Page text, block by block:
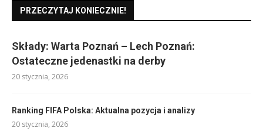
PRZECZYTAJ KONIECZNIE!
Składy: Warta Poznań – Lech Poznań:
Ostateczne jedenastki na derby
20 stycznia, 2026
Ranking FIFA Polska: Aktualna pozycja i analizy
20 stycznia, 2026